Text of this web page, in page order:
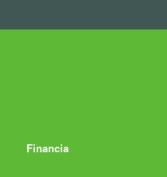
Financia